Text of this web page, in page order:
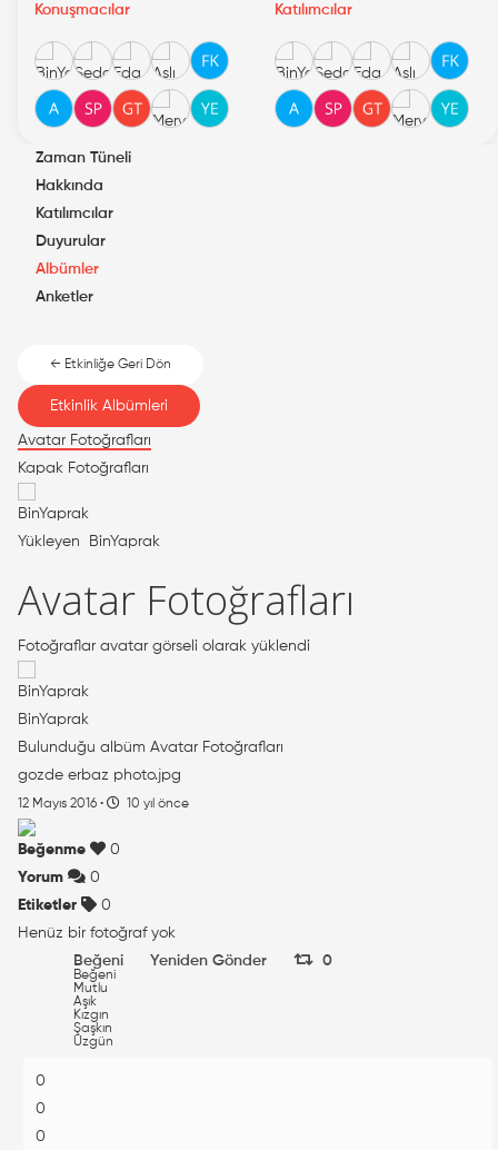
Konuşmacılar Katılımcılar
Zaman Tüneli
Hakkında
Katılımcılar
Duyurular
Albümler
Anketler
← Etkinliğe Geri Dön
Etkinlik Albümleri
Avatar Fotoğrafları
Kapak Fotoğrafları
Yükleyen BinYaprak
Avatar Fotoğrafları
Fotoğraflar avatar görseli olarak yüklendi
BinYaprak
Bulunduğu albüm Avatar Fotoğrafları
gozde erbaz photo.jpg
12 Mayıs 2016 · 10 yıl önce
Beğenme
0
Yorum
0
Etiketler
0
Henüz bir fotoğraf yok
Beğeni
Beğeni
Mutlu
Aşık
Kızgın
Şaşkın
Üzgün
Yeniden Gönder 0
0
0
0